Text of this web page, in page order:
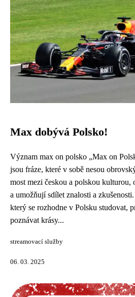
Max dobývá Polsko!
Význam max on polsko „Max on
jsou fráze, které v sobě nesou
most mezi českou a polskou kulturou,
a umožňují sdílet znalosti a
který se rozhodne v Polsku studovat,
poznávat krásy...
streamovací služby
06. 03. 2025